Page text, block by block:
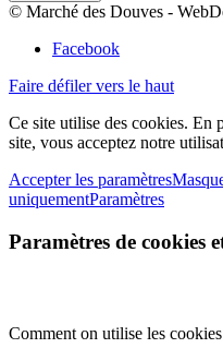
© Marché des Douves -
Facebook
Faire défiler vers le haut
Ce site utilise des cookies. En
site, vous acceptez notre
Accepter les paramètres
uniquementParamètres
Paramètres de cookies
Comment on utilise les cookies